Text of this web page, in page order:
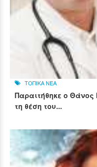
ΤΟΠΙΚΑ ΝΕΑ
Παραιτήθηκε ο Θάνος
τη θέση του...